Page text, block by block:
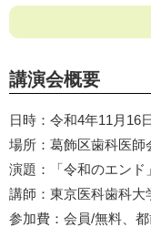
講演会概要
日時：令和4年11月16
場所：葛飾区歯科医師
演題：「令和のエンド」
講師：東京医科歯科
参加費：会員/無料、